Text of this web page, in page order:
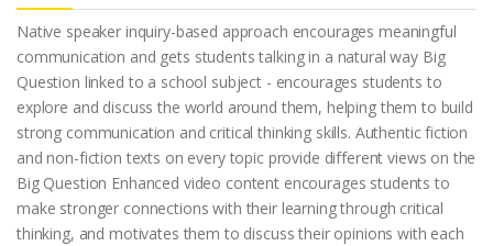
Native speaker inquiry-based approach encourages meaningful
communication and gets students talking in a natural way Big
Question linked to a school subject - encourages students to
explore and discuss the world around them, helping them to build
strong communication and critical thinking skills. Authentic fiction
and non-fiction texts on every topic provide different views on the
Big Question Enhanced video content encourages students to
make stronger connections with their learning through critical
thinking, and motivates them to discuss their opinions with each